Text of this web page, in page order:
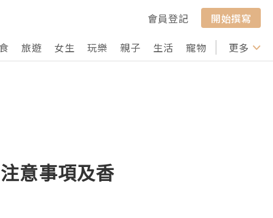
會員登記
開始撰寫
旅遊 女生 玩樂 親子 生活 寵物 行山 打卡
更多
意事項及香